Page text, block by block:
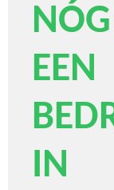
NÓG
EEN
IN